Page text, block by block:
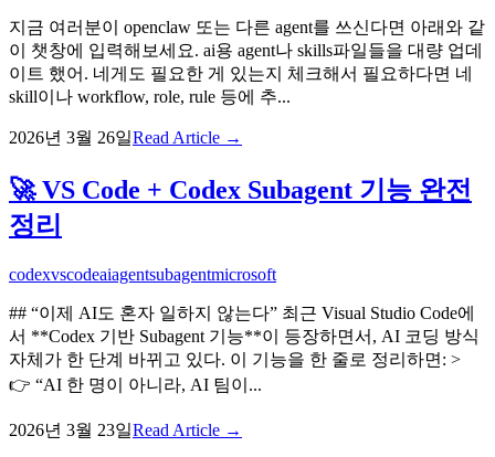
지금 여러분이 openclaw 또는 다른 agent를 쓰신다면 아래와 같
이 챗창에 입력해보세요. ai용 agent나 skills파일들을 대량 업데
이트 했어. 네게도 필요한 게 있는지 체크해서 필요하다면 네
skill이나 workflow, role, rule 등에 추...
2026년 3월 26일Read Article →
🚀 VS Code + Codex Subagent 기능 완전
정리
codexvscodeaiagentsubagentmicrosoft
## “이제 AI도 혼자 일하지 않는다” 최근 Visual Studio Code에
서 **Codex 기반 Subagent 기능**이 등장하면서, AI 코딩 방식
자체가 한 단계 바뀌고 있다. 이 기능을 한 줄로 정리하면: >
👉 “AI 한 명이 아니라, AI 팀이...
2026년 3월 23일Read Article →